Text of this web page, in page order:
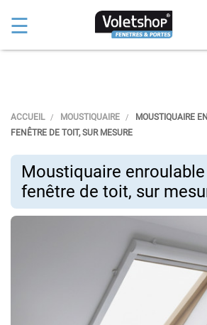
Basculer
la
☰
ACCUEIL MOUSTIQUAIRE
MOUSTIQUAIRE
FENÊTRE DE TOIT, SUR MESURE
Moustiquaire
fenêtre de toit, sur